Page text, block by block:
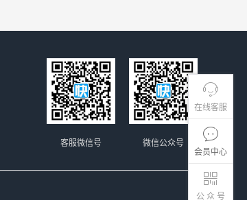
在线客服
会员中心
公 众 号
微信公众号
客服微信号